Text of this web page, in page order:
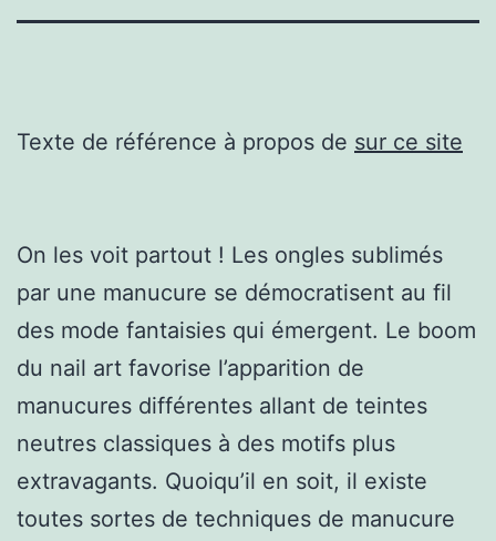
Texte de référence à propos de sur ce site
On les voit partout ! Les ongles sublimés
par une manucure se démocratisent au fil
des mode fantaisies qui émergent. Le boom
du nail art favorise l’apparition de
manucures différentes allant de teintes
neutres classiques à des motifs plus
extravagants. Quoiqu’il en soit, il existe
toutes sortes de techniques de manucure